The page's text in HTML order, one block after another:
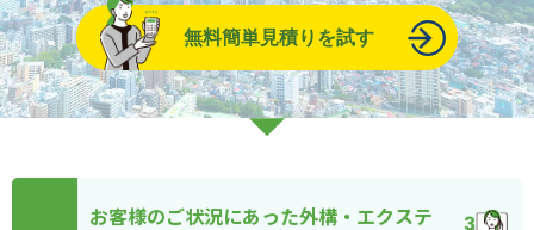
無料簡単見積りを試す
お客様のご状況にあった外構・エクステ